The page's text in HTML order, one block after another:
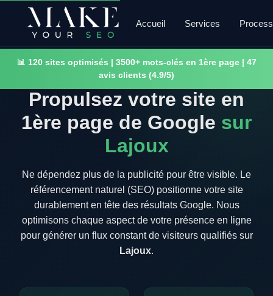
Accueil Services
📊 120 sites optimisés | 3500+ mots-clés en 1ère page | 47
avis clients (4.9/5)
Propulsez votre site en
1ère page de Google sur
Lajoux
Ne dépendez plus de la publicité pour être visible. Le
référencement naturel (SEO) positionne votre site
durablement en tête des résultats Google. Nous
optimisons chaque aspect de votre présence en ligne
pour générer un flux constant de visiteurs qualifiés sur
Lajoux.